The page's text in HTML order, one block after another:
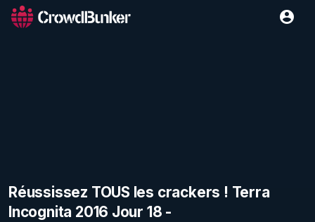
Réussissez TOUS les crackers ! Terra
Incognita 2016 Jour 18 -